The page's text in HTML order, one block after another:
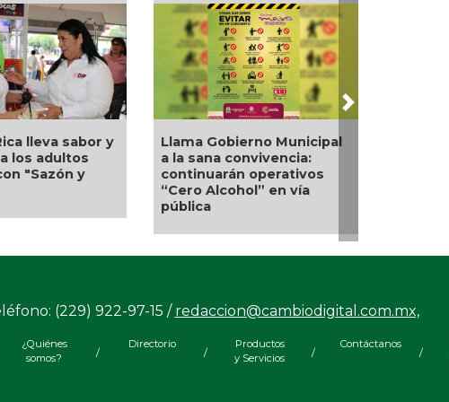
Municipal
convivencia:
operativos
en vía
La UNAM analiza sanción
de hasta 20 millones de
pesos a Territorium Life
Next
(229) 922-97-15 / redaccion@cambiodigital.com.mx,
¿Quiénes
somos?
/
Directorio
/
Productos
y Servicios
/
Contáctanos
/